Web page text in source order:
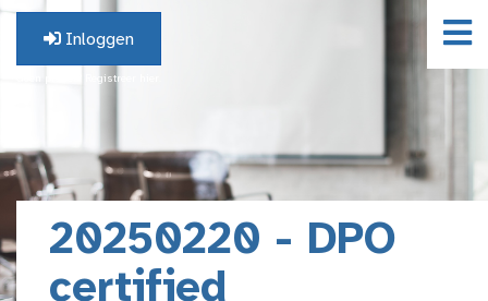
Inloggen
Geen profiel? Registreer hier.
20250220 - DPO
certified